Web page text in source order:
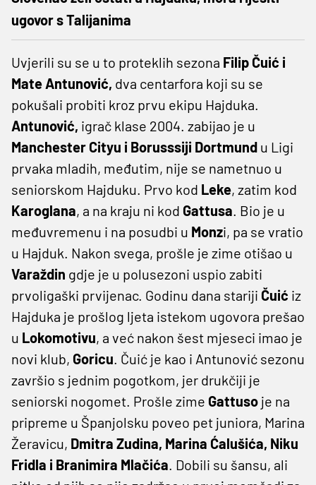
ugovor s Talijanima
Uvjerili su se u to proteklih sezona Filip Čuić i
Mate Antunović, dva centarfora koji su se
pokušali probiti kroz prvu ekipu Hajduka.
Antunović, igrač klase 2004. zabijao je u
Manchester Cityu i Borusssiji Dortmund u Ligi
prvaka mladih, međutim, nije se nametnuo u
seniorskom Hajduku. Prvo kod Leke, zatim kod
Karoglana, a na kraju ni kod Gattusa. Bio je u
međuvremenu i na posudbi u Monzi, pa se vratio
u Hajduk. Nakon svega, prošle je zime otišao u
Varaždin gdje je u polusezoni uspio zabiti
prvoligaški prvijenac. Godinu dana stariji Čuić iz
Hajduka je prošlog ljeta istekom ugovora prešao
u Lokomotivu, a već nakon šest mjeseci imao je
novi klub, Goricu. Čuić je kao i Antunović sezonu
završio s jednim pogotkom, jer drukčiji je
seniorski nogomet. Prošle zime Gattuso je na
pripreme u Španjolsku poveo pet juniora, Marina
Žeravicu, Dmitra Zudina, Marina Ćalušića, Niku
Fridla i Branimira Mlačića. Dobili su šansu, ali